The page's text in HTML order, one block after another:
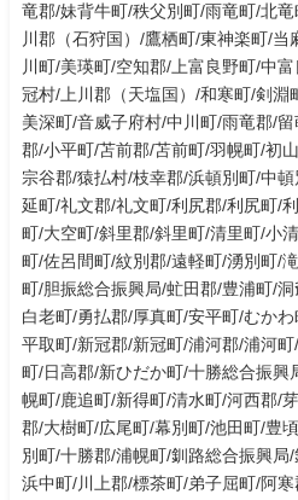
竜郡/妹背牛町/秩父別町/雨竜町/北
川郡（石狩国）/鷹栖町/東神楽町/
川町/美瑛町/空知郡/上富良野町/中
冠村/上川郡（天塩国）/和寒町/剣淵
美深町/音威子府村/中川町/雨竜郡/
郡/小平町/苫前郡/苫前町/羽幌町/初
宗谷郡/猿払村/枝幸郡/浜頓別町/中
延町/礼文郡/礼文町/利尻郡/利尻町/
町/大空町/斜里郡/斜里町/清里町/小
町/佐呂間町/紋別郡/遠軽町/湧別町/
町/胆振総合振興局/虻田郡/豊浦町/
白老町/勇払郡/厚真町/安平町/むか
平取町/新冠郡/新冠町/浦河郡/浦河
町/日高郡/新ひだか町/十勝総合振興
幌町/鹿追町/新得町/清水町/河西郡/
郡/大樹町/広尾町/幕別町/池田町/豊
別町/十勝郡/浦幌町/釧路総合振興
浜中町/川上郡/標茶町/弟子屈町/阿